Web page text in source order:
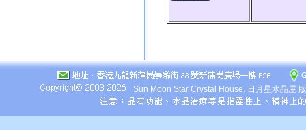
Sun Moon Star Crystal House. 日月星水晶屋